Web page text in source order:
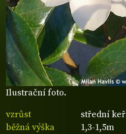
Ilustrační foto.
vzrůst
střední keř
běžná výška
1,3-1,5m